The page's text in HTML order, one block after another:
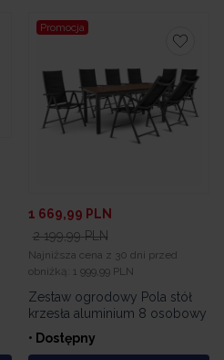
Promocja
1 669,99 PLN
2 199,99 PLN
Najniższa cena z 30 dni przed
obniżką:
1 999,99 PLN
Zestaw ogrodowy Pola stół
krzesła aluminium 8 osobowy
• Dostępny